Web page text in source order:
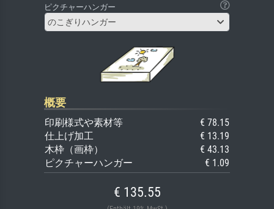
ピクチャーハンガー
のこぎりハンガー
概要
印刷様式や素材等
€ 78.15
仕上げ加工
€ 13.19
木枠（画枠）
€ 43.13
ピクチャーハンガー
€ 1.09
€ 135.55